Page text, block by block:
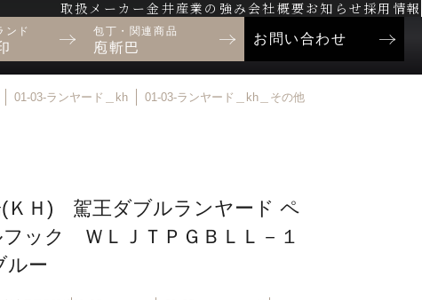
取扱メーカー金井産業の強み 会社概要お知らせ 採用情報
ンド 包丁・関連商品
庖斬巴
お問い合わせ
01-03-ランヤード＿kh 01-03-ランヤード＿kh＿その他
(ＫＨ) 駕王ダブルランヤード ペ
フック ＷＬＪＴＰＧＢＬＬ－１
ルー